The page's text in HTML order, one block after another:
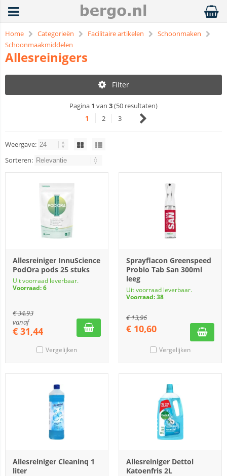
Home Categorieën Facilitaire artikelen
Schoonmaken
Schoonmaakmiddelen
Allesreinigers
Filter
Pagina 1 van 3(50 resultaten)
1 2 3
Weergave:
Sorteren:
Allesreiniger InnuScience
PodOra pods 25 stuks
Uit voorraad leverbaar.
Voorraad: 6
€34,93
vanaf
€ 31,44
Vergelijken
Sprayflacon Greenspeed
Probio Tab San 300ml
leeg
Uit voorraad leverbaar.
Voorraad: 38
€13,96
€ 10,60
Vergelijken
Allesreiniger Cleaninq 1
liter
Allesreiniger Dettol
Katoenfris 2L